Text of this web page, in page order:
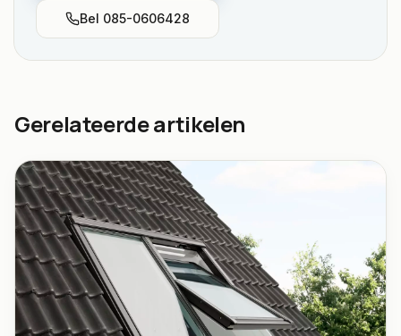
Bel 085-0606428
Gerelateerde artikelen